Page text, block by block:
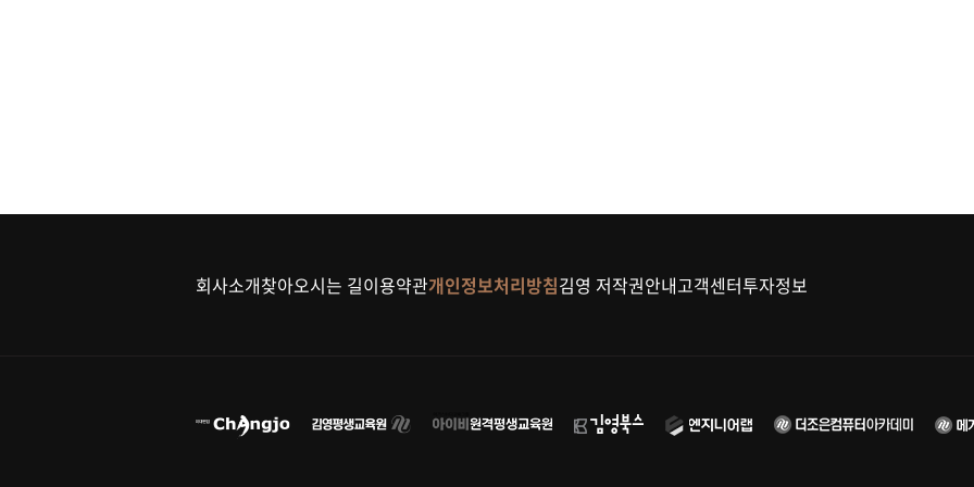
회사소개찾아오시는 길이용약관개인정보처리방침김영 저작권안내고객센터투자정보